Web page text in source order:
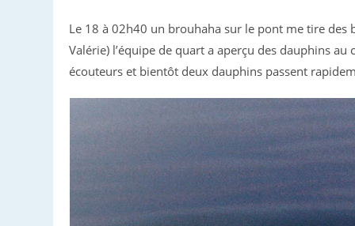
Le 18 à 02h40 un brouhaha sur le pont me tire des
Valérie) l’équipe de quart a aperçu des dauphins
écouteurs et bientôt deux dauphins passent